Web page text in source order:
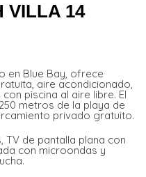
VILLA 14
en Blue Bay, ofrece
aire acondicionado,
piscina al aire libre. El
metros de la playa de
privado gratuito.
TV de pantalla plana con
con microondas y